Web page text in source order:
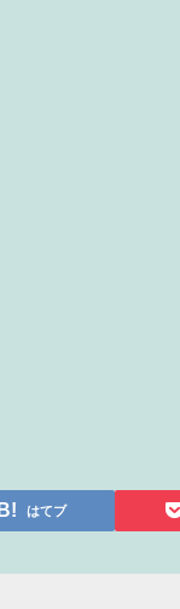
はてブ